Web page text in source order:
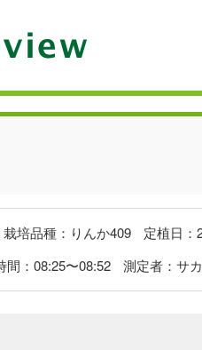
栽培品種： りんか409 定植日：
間： 08:25〜08:52 測定者： サ